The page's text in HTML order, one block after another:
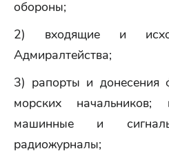
обороны;
2) входящие и
Адмиралтейства;
3) рапорты и донесения
морских начальников;
машинные и
радиожурналы;